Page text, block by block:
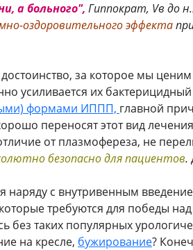
а больного", Гиппократ, Vв до
оздоровительного эффекта
за которое мы
усиливается их
формами ИППП, главной
переносят этот вид
от плазмофереза, не
безопасно для пациентов.
с внутривенным
требуются для победы
без таких популярных
на кресле, бужирование?